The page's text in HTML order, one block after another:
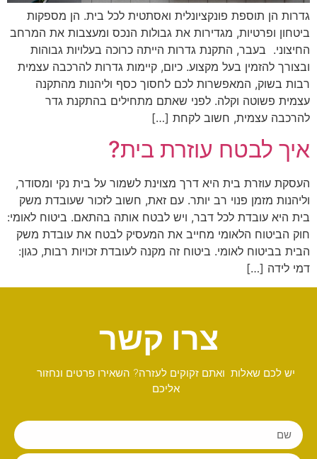
גדרות הן תוספת פונקציונלית ואסתטית לכל בית. הן מספקות
ביטחון ופרטיות, מגדירות את גבולות הנכס ומעצבות את המרחב
החיצוני. בעבר, התקנת גדרות הייתה כרוכה בעלויות גבוהות
ובצורך להזמין בעל מקצוע. כיום, קיימות גדרות להרכבה עצמית
רבות בשוק, המאפשרות לכם לחסוך כסף וליהנות מהתקנה
עצמית פשוטה וקלה. לפני שאתם מתחילים בהתקנת גדר
להרכבה עצמית, חשוב לקחת […]
איך לבטח עוזרת בית?
העסקת עוזרת בית היא דרך מצוינת לשמור על בית נקי ומסודר,
וליהנות מזמן פנוי רב יותר. עם זאת, חשוב לזכור שעובדת משק
בית היא עובדת לכל דבר, ויש לבטח אותה בהתאם. ביטוח לאומי:
חוק הביטוח הלאומי מחייב את המעסיק לבטח את עובדת משק
הבית בביטוח לאומי. ביטוח זה מקנה לעובדת זכויות רבות, כגון:
דמי לידה […]
צרו קשר
יש לכם שאלות ואתם זקוקים לעזרה? השאירו פרטים ונחזור
אליכם